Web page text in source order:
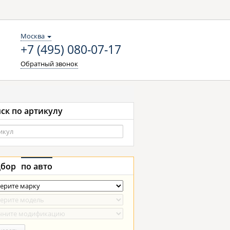
Москва
+7 (495) 080-07-17
Обратный звонок
по артикулу
по авто